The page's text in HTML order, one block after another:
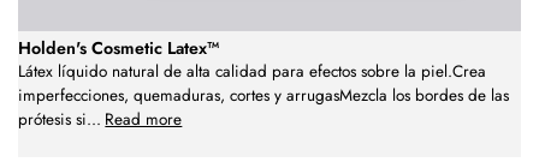
Holden's Cosmetic Latex™
Látex líquido natural de alta calidad para efectos sobre la piel.Crea
imperfecciones, quemaduras, cortes y arrugasMezcla los bordes de las
prótesis si... Read more